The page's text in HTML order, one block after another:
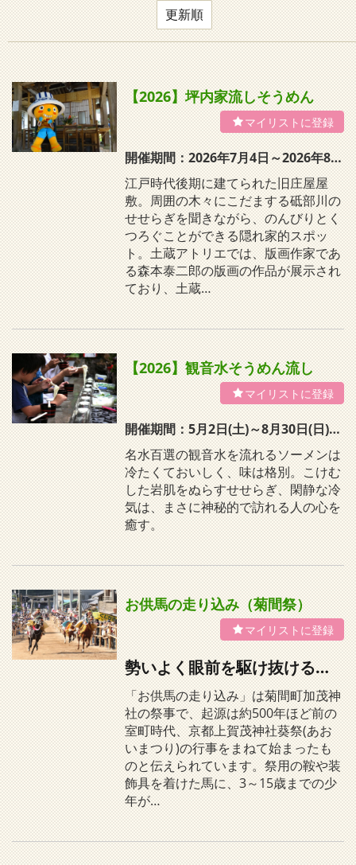
更新順
【2026】坪内家流しそうめん
開催期間：2026年7月4日～2026年8月30日の土・日・月曜日・祝日限定
江戸時代後期に建てられた旧庄屋屋
敷。周囲の木々にこだまする砥部川の
せせらぎを聞きながら、のんびりとく
つろぐことができる隠れ家的スポッ
ト。土蔵アトリエでは、版画作家であ
る森本泰二郎の版画の作品が展示され
ており、土蔵…
【2026】観音水そうめん流し
開催期間：5月2日(土)～8月30日(日)10時～15時30分 ※ラストオーダー15時 但し、5～6月は、土日祝日のみの営業 7～8月は、月曜(定休日)以外が営業(月曜日が祝日の場合は営業)
名水百選の観音水を流れるソーメンは
冷たくておいしく、味は格別。こけむ
した岩肌をぬらすせせらぎ、閑静な冷
気は、まさに神秘的で訪れる人の心を
癒す。
お供馬の走り込み（菊間祭）
勢いよく眼前を駆け抜けるお供馬
「お供馬の走り込み」は菊間町加茂神
社の祭事で、起源は約500年ほど前の
室町時代、京都上賀茂神社葵祭(あお
いまつり)の行事をまねて始まったも
のと伝えられています。祭用の鞍や装
飾具を着けた馬に、3～15歳までの少
年が…